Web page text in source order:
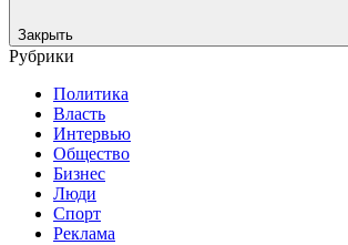
Закрыть
Рубрики
Политика
Власть
Интервью
Общество
Бизнес
Люди
Спорт
Реклама